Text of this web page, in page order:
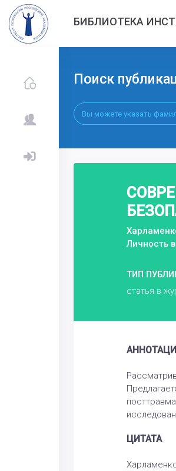
БИБЛИОТЕКА
Поиск
Личность
ТИП
статья в
ЦИТАТА